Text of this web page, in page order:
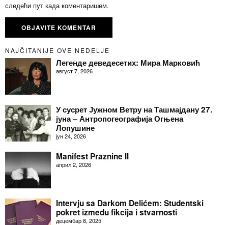
следећи пут када коментаришем.
NAJČITANIJE OVE NEDELJE
Легенде деведесетих: Мира Марковић
август 7, 2026
У сусрет Јужном Ветру на Ташмајдану 27.
јуна – Антропогеографија Огњена
Лопушине
јун 24, 2026
Manifest Praznine II
април 2, 2026
Intervju sa Darkom Delićem: Studentski
pokret između fikcija i stvarnosti
децембар 8, 2025